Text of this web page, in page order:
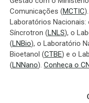
Comunicações (MCTIC
Laboratórios
Síncrotron (LNLS), o
(LNBio), o Laboratório
Bioetanol (CTBE) e o
(LNNano). Conheça o